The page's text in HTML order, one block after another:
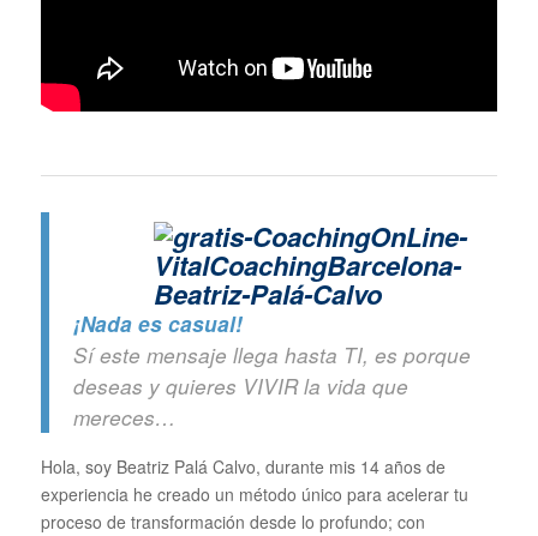
¡Nada es casual!
Sí este mensaje llega hasta TI, es porque
deseas y quieres VIVIR la vida que
mereces…
Hola, soy Beatriz Palá Calvo, durante mis 14 años de
experiencia he creado un método único para acelerar tu
proceso de transformación desde lo profundo; con